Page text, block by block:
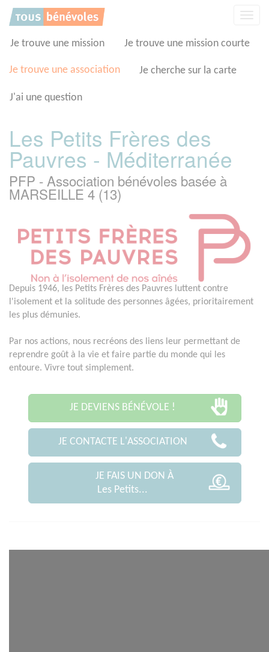
Je trouve une mission Je trouve une mission courte
Je trouve une association Je cherche sur la carte
J'ai une question
Les Petits Frères des
Pauvres - Méditerranée
PFP - Association bénévoles basée à
MARSEILLE 4 (13)
Depuis 1946, les Petits Frères des Pauvres luttent contre
l'isolement et la solitude des personnes âgées, prioritairement
les plus démunies.
Par nos actions, nous recréons des liens leur permettant de
reprendre goût à la vie et faire partie du monde qui les
entoure. Vivre tout simplement.
JE DEVIENS BÉNÉVOLE !
JE CONTACTE L'ASSOCIATION
JE FAIS UN DON À
Les Petits...
Panneau de gestion des cookies